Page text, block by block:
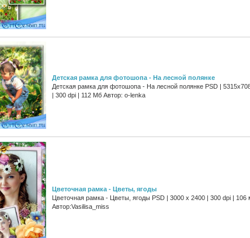
Детская рамка для фотошопа - На лесной полянке
Детская рамка для фотошопа - На лесной полянке PSD |
| 300 dpi | 112 Мб Автор: o-lenka
Цветочная рамка - Цветы, ягоды
Цветочная рамка - Цветы, ягоды PSD | 3000 х 2400 | 300 dpi | 106
Автор:Vasilisa_miss